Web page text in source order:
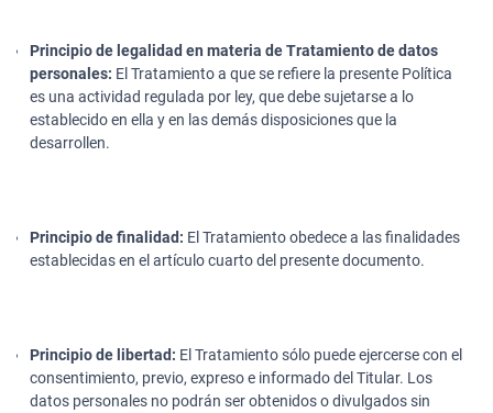
Principio de legalidad en materia de Tratamiento de datos
personales: El Tratamiento a que se refiere la presente Política
es una actividad regulada por ley, que debe sujetarse a lo
establecido en ella y en las demás disposiciones que la
desarrollen.
Principio de finalidad: El Tratamiento obedece a las finalidades
establecidas en el artículo cuarto del presente documento.
Principio de libertad: El Tratamiento sólo puede ejercerse con el
consentimiento, previo, expreso e informado del Titular. Los
datos personales no podrán ser obtenidos o divulgados sin